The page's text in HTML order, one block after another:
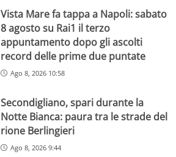
Vista Mare fa tappa a Napoli: sabato
8 agosto su Rai1 il terzo
appuntamento dopo gli ascolti
record delle prime due puntate
Ago 8, 2026 10:58
Secondigliano, spari durante la
Notte Bianca: paura tra le strade del
rione Berlingieri
Ago 8, 2026 9:44